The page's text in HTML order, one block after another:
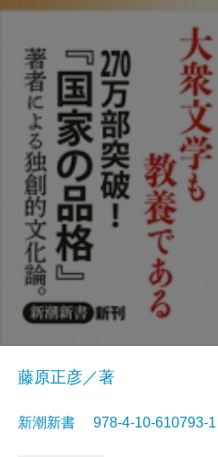
藤原正彦／著
新潮新書 978-4-10-